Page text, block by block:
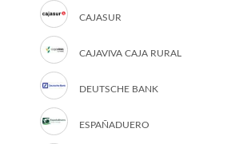
CAJASUR
CAJAVIVA CAJA RURAL
DEUTSCHE BANK
ESPAÑADUERO